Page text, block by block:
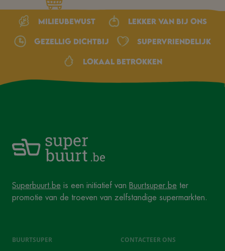
Milieubewust Lekker van bij ons
Gezellig dichtbij Supervriendelijk
Lokaal betrokken
Superbuurt.be is een initiatief van Buurtsuper.be ter
promotie van de troeven van zelfstandige supermarkten.
BUURTSUPER CONTACTEER ONS